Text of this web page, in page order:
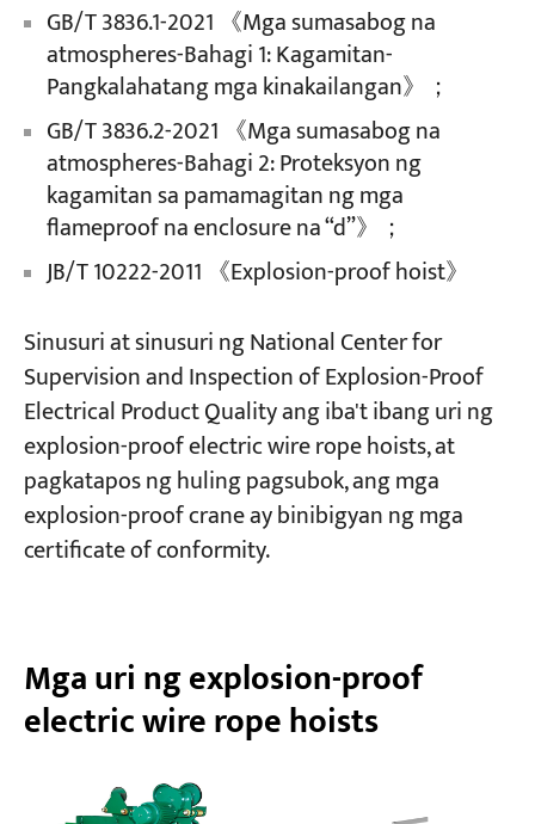
GB/T 3836.1-2021 《Mga sumasabog na
atmospheres-Bahagi 1: Kagamitan-
Pangkalahatang mga kinakailangan》；
GB/T 3836.2-2021 《Mga sumasabog na
atmospheres-Bahagi 2: Proteksyon ng
kagamitan sa pamamagitan ng mga
flameproof na enclosure na “d”》；
JB/T 10222-2011 《Explosion-proof hoist》
Sinusuri at sinusuri ng National Center for
Supervision and Inspection of Explosion-Proof
Electrical Product Quality ang iba't ibang uri ng
explosion-proof electric wire rope hoists, at
pagkatapos ng huling pagsubok, ang mga
explosion-proof crane ay binibigyan ng mga
certificate of conformity.
Mga uri ng explosion-proof
electric wire rope hoists